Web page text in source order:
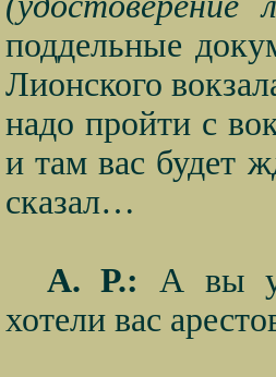
поддельные
Лионского
надо пройти с
и там вас будет
сказал…
А. Р.: А вы
хотели вас